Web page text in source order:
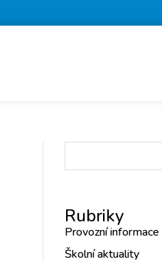
Vyhledávání
Rubriky
Provozní informace
Školní aktuality